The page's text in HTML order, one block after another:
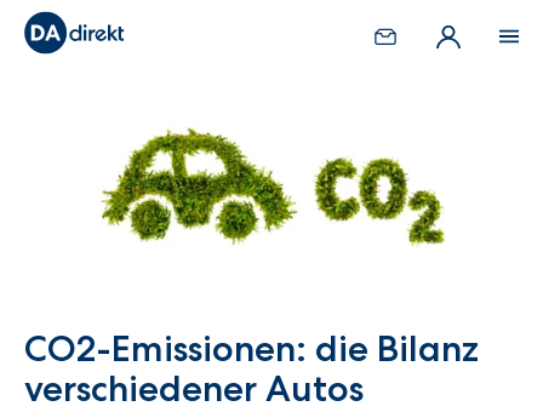
CO2-Emissionen: die Bilanz
verschiedener Autos